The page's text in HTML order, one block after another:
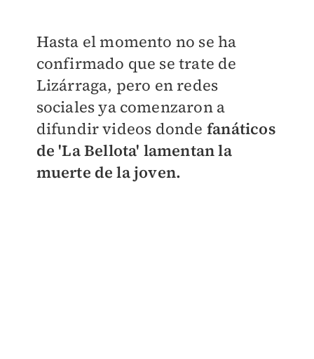
Hasta el momento no se ha
confirmado que se trate de
Lizárraga, pero en redes
sociales ya comenzaron a
difundir videos donde fanáticos
de 'La Bellota' lamentan la
muerte de la joven.